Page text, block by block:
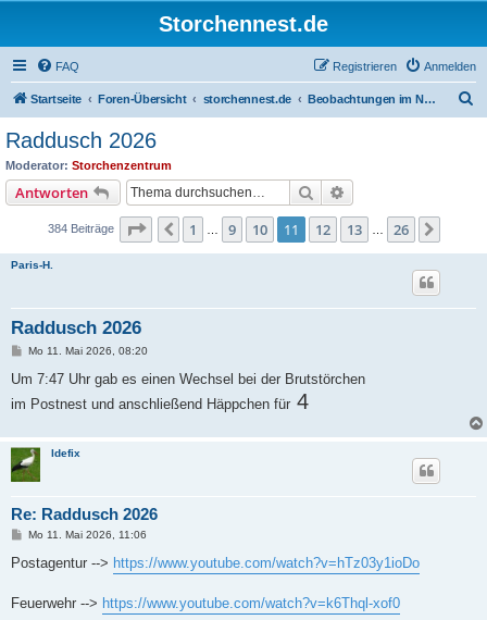
Storchennest.de
FAQ Anmelden
Registrieren
Startseite Foren-Übersicht storchennest.de Beobachtungen im Nest von Raddusch
Raddusch 2026
Moderator: Storchenzentrum
Antworten Suche
384 Beiträge Seite 11 von26
Vorherige
1 9 10 11 12 13 26
Paris-H.
Raddusch 2026
B
i
r
Mo 11. Mai 2026, 08:20
Um 7:47 Uhr gab es einen Wechsel bei der Brutstörchen
im Postnest und anschließend Häppchen für 4
Idefix
Re: Raddusch 2026
B
i
a
g
Mo 11. Mai 2026, 11:06
Postagentur --> https://www.youtube.com/watch?v=hTz03y1ioDo
Feuerwehr --> https://www.youtube.com/watch?v=k6Thql-xof0